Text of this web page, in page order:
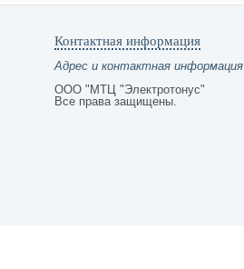
Контактная информация
Адрес и контактная информация
ООО "МТЦ "Электротонус"
Все права защищены.